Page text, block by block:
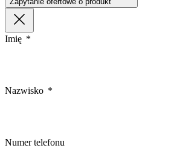
Imię
Nazwisko
Numer telefonu